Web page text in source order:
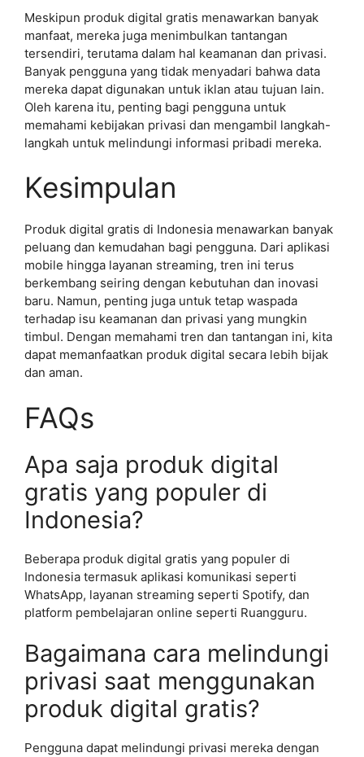
Meskipun produk digital gratis menawarkan banyak
manfaat, mereka juga menimbulkan tantangan
tersendiri, terutama dalam hal keamanan dan privasi.
Banyak pengguna yang tidak menyadari bahwa data
mereka dapat digunakan untuk iklan atau tujuan lain.
Oleh karena itu, penting bagi pengguna untuk
memahami kebijakan privasi dan mengambil langkah-
langkah untuk melindungi informasi pribadi mereka.
Kesimpulan
Produk digital gratis di Indonesia menawarkan banyak
peluang dan kemudahan bagi pengguna. Dari aplikasi
mobile hingga layanan streaming, tren ini terus
berkembang seiring dengan kebutuhan dan inovasi
baru. Namun, penting juga untuk tetap waspada
terhadap isu keamanan dan privasi yang mungkin
timbul. Dengan memahami tren dan tantangan ini, kita
dapat memanfaatkan produk digital secara lebih bijak
dan aman.
FAQs
Apa saja produk digital
gratis yang populer di
Indonesia?
Beberapa produk digital gratis yang populer di
Indonesia termasuk aplikasi komunikasi seperti
WhatsApp, layanan streaming seperti Spotify, dan
platform pembelajaran online seperti Ruangguru.
Bagaimana cara melindungi
privasi saat menggunakan
produk digital gratis?
Pengguna dapat melindungi privasi mereka dengan